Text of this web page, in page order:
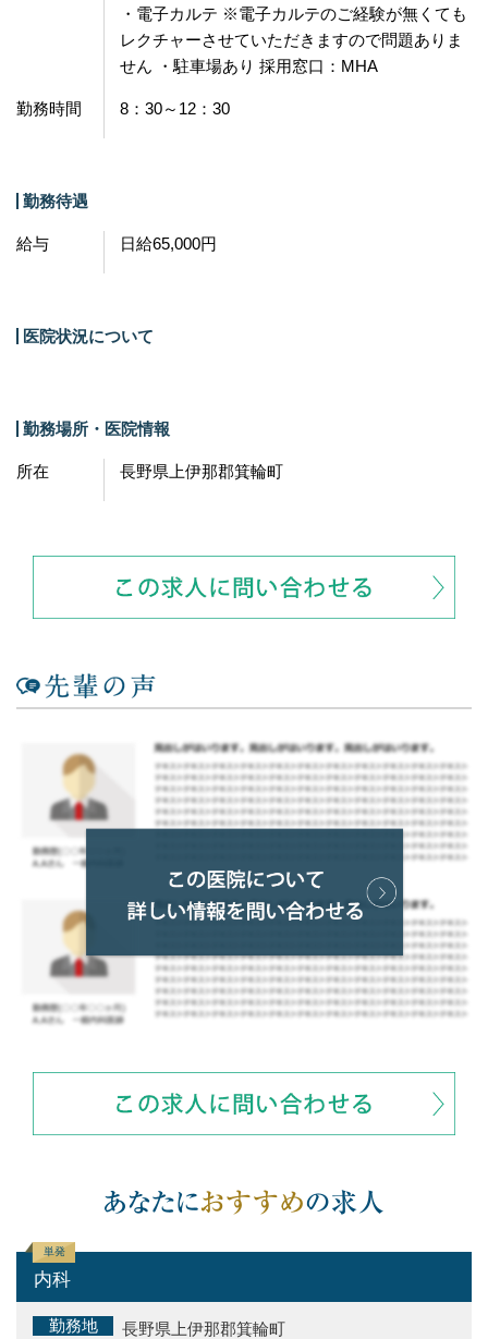
・電子カルテ ※電子カルテのご経験が無くても
レクチャーさせていただきますので問題ありま
せん ・駐車場あり 採用窓口：MHA
勤務時間 8：30～12：30
勤務待遇
給与 日給65,000円
医院状況について
勤務場所・医院情報
所在 長野県上伊那郡箕輪町
単発
内科
勤務地
長野県上伊那郡箕輪町